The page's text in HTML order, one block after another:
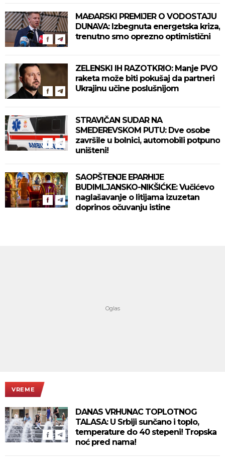
MAĐARSKI PREMIJER O VODOSTAJU
DUNAVA: Izbegnuta energetska kriza,
trenutno smo oprezno optimistični
ZELENSKI IH RAZOTKRIO: Manje PVO
raketa može biti pokušaj da partneri
Ukrajinu učine poslušnijom
STRAVIČAN SUDAR NA
SMEDEREVSKOM PUTU: Dve osobe
završile u bolnici, automobili potpuno
uništeni!
SAOPŠTENJE EPARHIJE
BUDIMLJANSKO-NIKŠIĆKE: Vučićevo
naglašavanje o litijama izuzetan
doprinos očuvanju istine
VREME
DANAS VRHUNAC TOPLOTNOG
TALASA: U Srbiji sunčano i toplo,
temperature do 40 stepeni! Tropska
noć pred nama!